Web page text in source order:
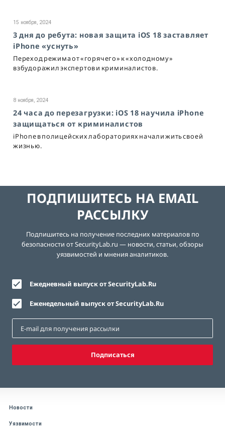
15 ноября, 2024
3 дня до ребута: новая защита iOS 18 заставляет
iPhone «уснуть»
Переход режима от «горячего» к «холодному»
взбудоражил экспертов и криминалистов.
8 ноября, 2024
24 часа до перезагрузки: iOS 18 научила iPhone
защищаться от криминалистов
iPhone в полицейских лабораториях начали жить своей
жизнью.
ПОДПИШИТЕСЬ НА EMAIL
РАССЫЛКУ
Подпишитесь на получение последних материалов по
безопасности от SecurityLab.ru — новости, статьи, обзоры
уязвимостей и мнения аналитиков.
Ежедневный выпуск от SecurityLab.Ru
Еженедельный выпуск от SecurityLab.Ru
Подписаться
Новости
Уязвимости